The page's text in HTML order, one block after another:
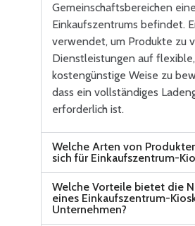
Gemeinschaftsbereichen
Einkaufszentrums befindet.
verwendet, um Produkte zu
Dienstleistungen auf flexible,
kostengünstige Weise zu
dass ein vollständiges
erforderlich ist.
Welche Arten von
sich für Einkaufszentrum-
Welche Vorteile bietet die
eines Einkaufszentrum-
Unternehmen?